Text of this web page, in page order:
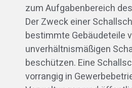
zum Aufgabenbereich
Der Zweck einer
bestimmte Gebäudeteile
unverhältnismäßigen
beschützen. Eine
vorrangig in